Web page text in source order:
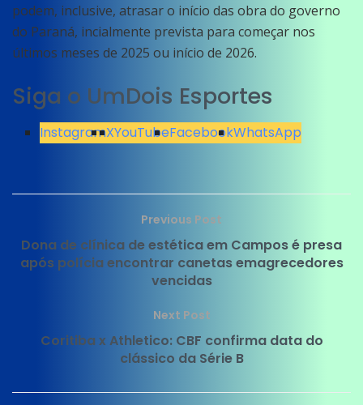
podem, inclusive, atrasar o início das obra do governo
do Paraná, incialmente prevista para começar nos
últimos meses de 2025 ou início de 2026.
Siga o UmDois Esportes
InstagramXYouTubeFacebookWhatsApp
Previous Post
Dona de clínica de estética em Campos é presa
após polícia encontrar canetas emagrecedores
vencidas
Next Post
Coritiba x Athletico: CBF confirma data do
clássico da Série B